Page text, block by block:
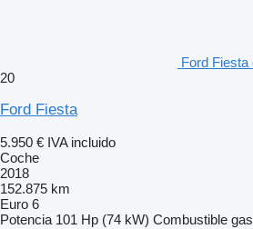
Ford Fiesta
20
Ford Fiesta
5.950 € IVA incluido
Coche
2018
152.875 km
Euro 6
Potencia 101 Hp (74 kW) Combustible